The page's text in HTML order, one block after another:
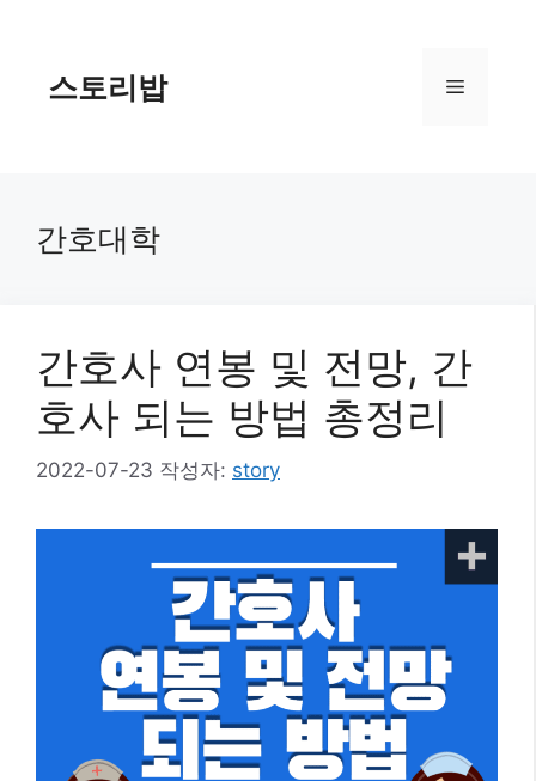
스토리밥 메
간호대학
간호사 연봉 및 전망, 간
호사 되는 방법 총정리
2022-07-23 작성자: story